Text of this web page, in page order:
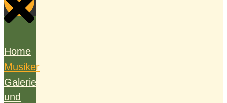
Home
Musiker
Galerie
und